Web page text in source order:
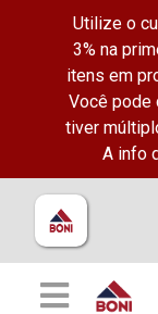
Utilize o
3% na
itens em
Você pode
tiver
A info